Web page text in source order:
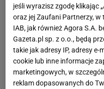
jeśli wyrazisz zgodę klikając
oraz jej Zaufani Partnerzy, w
IAB, jak również Agora S.A.
Gazeta.pl sp. z o.o., będą
takie jak adresy IP, adresy
cookie lub inne informacje
marketingowych, w
reklam dopasowanych do